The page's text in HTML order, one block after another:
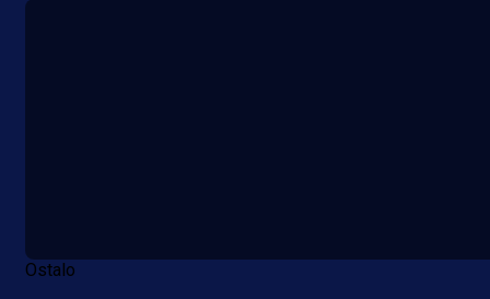
Ostalo